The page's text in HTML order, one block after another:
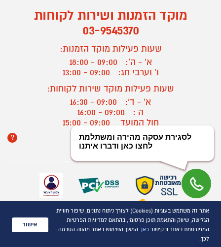
מוקד הזמנות ושירות לקוחות
03-9545370
שעות פעילות מוקד הזמנות:
א' - ה':
09:00 - 18:00
ו' וערבי חג:
09:00 - 13:00
שעות פעילות מוקד שירות לקוחות:
א' - ד':
09:00 - 16:30
ה :
09:00 - 16:00
חול המועד
? יצירת קשר/ביטול הזמנה
כל הזכויות שמורות P1000© 2021
התמונות להמחשה בלבד
ט.ל.ח.
אתר זה משתמש בעוגיות (Cookies) לצורך ניתוח נתונים, שיפור חוויית
הגלישה, שיווק והתאמת תוכן פרסומי, בהתאם למדיניות הפרטיות
המפורסמת באתר ובקישור כאן. המשך השימוש באתר מהווה הסכמה
לכך.
אישור